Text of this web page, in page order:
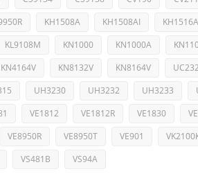
KH1508A KH1508AI KH1516A
KL9108M KN1000 KN1000A
KN4164V KN8132V KN8164V
UH3230 UH3232 UH3233
VE1812 VE1812R VE1830
VE8950R VE8950T VE901
VS481B VS94A